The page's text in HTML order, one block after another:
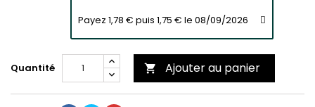
Payez 1,78 € puis 1,75 € le 08/09/2026
Quantité  Ajouter au panier